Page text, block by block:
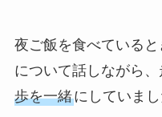
夜ご飯を食べている
について話しながら
歩を一緒にしていまし